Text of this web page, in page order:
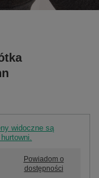
widoczne są
Powiadom o
dostępności